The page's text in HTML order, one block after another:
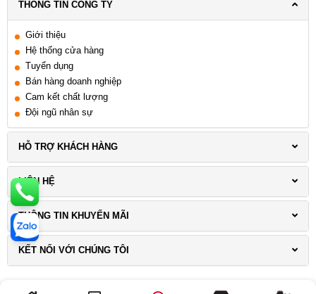
THÔNG TIN CÔNG TY
Giới thiệu
Hệ thống cửa hàng
Tuyển dụng
Bán hàng doanh nghiệp
Cam kết chất lượng
Đội ngũ nhân sự
HỖ TRỢ KHÁCH HÀNG
LIÊN HỆ
THÔNG TIN KHUYẾN MÃI
KẾT NỐI VỚI CHÚNG TÔI